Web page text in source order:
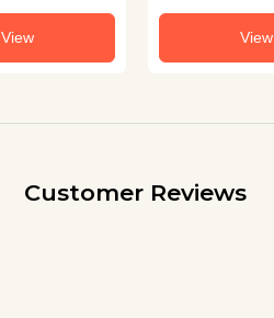
View View
Customer Reviews